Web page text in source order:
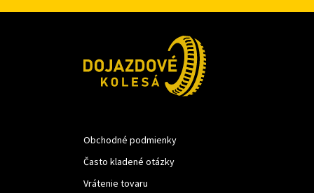
Obchodné podmienky
Často kladené otázky
Vrátenie tovaru